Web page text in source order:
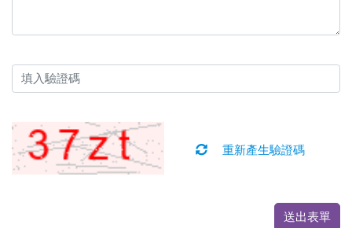
重新產生驗證碼
送出表單